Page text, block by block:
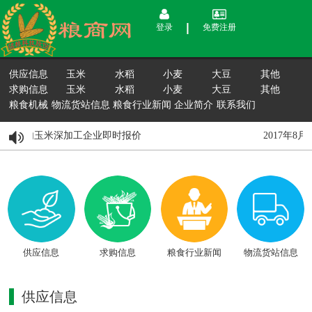
登录 免费注册
供应信息 玉米 水稻 小麦 大豆
其他
求购信息
玉米 水稻 小麦 大豆
其他
粮食机械 物流货站信息 粮食行业新闻 企业简介 联系我们
日国内玉米深加工企业即时报价 2017年8月
供应信息 求购信息 粮食行业新闻 物流货站信息
供应信息